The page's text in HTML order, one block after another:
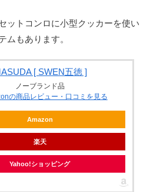
ットコンロに小型クッカーを使い
ムもあります。
[ SWEN五徳 ]
ノーブランド品
の商品レビュー・口コミを見る
Amazon
楽天
Yahoo!ショッピング